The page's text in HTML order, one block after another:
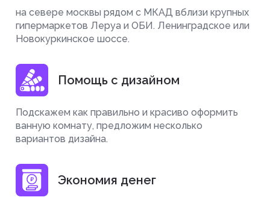
на севере москвы рядом с МКАД вблизи крупных
гипермаркетов Леруа и ОБИ. Ленинградское или
Новокуркинское шоссе.
Помощь с дизайном
Подскажем как правильно и красиво оформить
ванную комнату, предложим несколько
вариантов дизайна.
Экономия денег